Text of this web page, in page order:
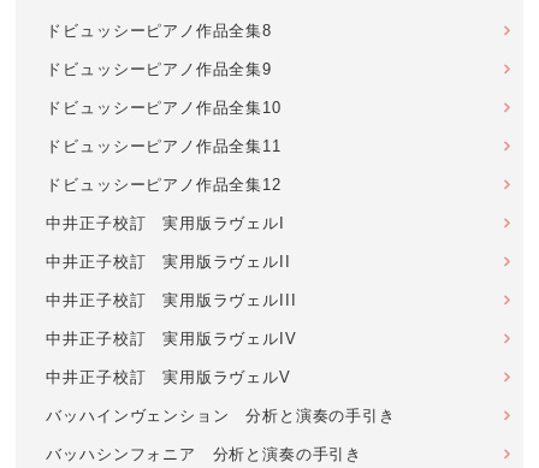
ドビュッシーピアノ作品全集8
ドビュッシーピアノ作品全集9
ドビュッシーピアノ作品全集10
ドビュッシーピアノ作品全集11
ドビュッシーピアノ作品全集12
中井正子校訂 実用版ラヴェルI
中井正子校訂 実用版ラヴェルII
中井正子校訂 実用版ラヴェルIII
中井正子校訂 実用版ラヴェルIV
中井正子校訂 実用版ラヴェルV
バッハインヴェンション 分析と演奏の手引き
バッハシンフォニア 分析と演奏の手引き